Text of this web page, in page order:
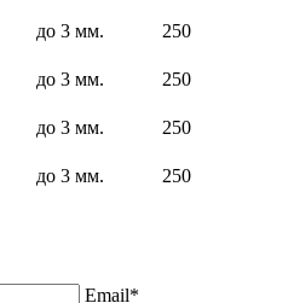
до 3 мм.
250
до 3 мм.
250
до 3 мм.
250
до 3 мм.
250
Email*